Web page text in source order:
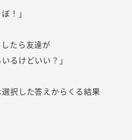
！」
たら友達が
るけどいい？」
択した答えからくる結果